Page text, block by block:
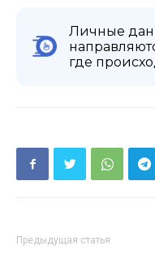
Личные
где
Предыдущая статья